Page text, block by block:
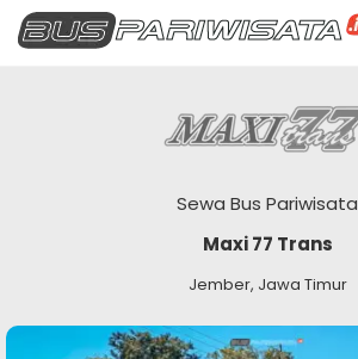
Sewa Bus Pariwisata
Maxi 77 Trans
Jember, Jawa Timur